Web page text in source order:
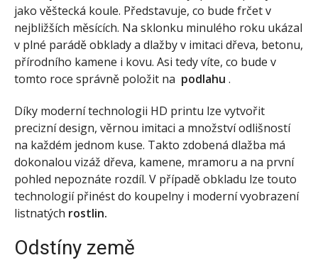
jako věštecká koule. Představuje, co bude frčet v
nejbližších měsících. Na sklonku minulého roku ukázal
v plné parádě obklady a dlažby v imitaci dřeva, betonu,
přírodního kamene i kovu. Asi tedy víte, co bude v
tomto roce správně položit na podlahu .
Díky moderní technologii HD printu lze vytvořit
precizní design, věrnou imitaci a množství odlišností
na každém jednom kuse. Takto zdobená dlažba má
dokonalou vizáž dřeva, kamene, mramoru a na první
pohled nepoznáte rozdíl. V případě obkladu lze touto
technologií přinést do koupelny i moderní vyobrazení
listnatých rostlin.
Odstíny země